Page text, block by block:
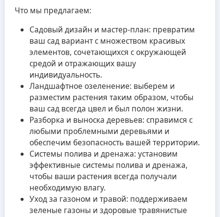
Что мы предлагаем:
Садовый дизайн и мастер-план: превратим
ваш сад вариант с множеством красивых
элементов, сочетающихся с окружающей
средой и отражающих вашу
индивидуальность.
Ландшафтное озеленение: выберем и
разместим растения таким образом, чтобы
ваш сад всегда цвел и был полон жизни.
Разборка и выноска деревьев: справимся с
любыми проблемными деревьями и
обеспечим безопасность вашей территории.
Системы полива и дренажа: установим
эффективные системы полива и дренажа,
чтобы ваши растения всегда получали
необходимую влагу.
Уход за газоном и травой: поддерживаем
зеленые газоны и здоровые травянистые